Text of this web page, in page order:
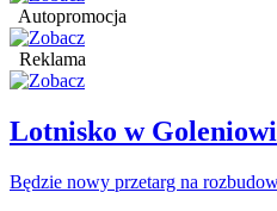
Autopromocja
Reklama
Lotnisko w
Będzie nowy przetarg na